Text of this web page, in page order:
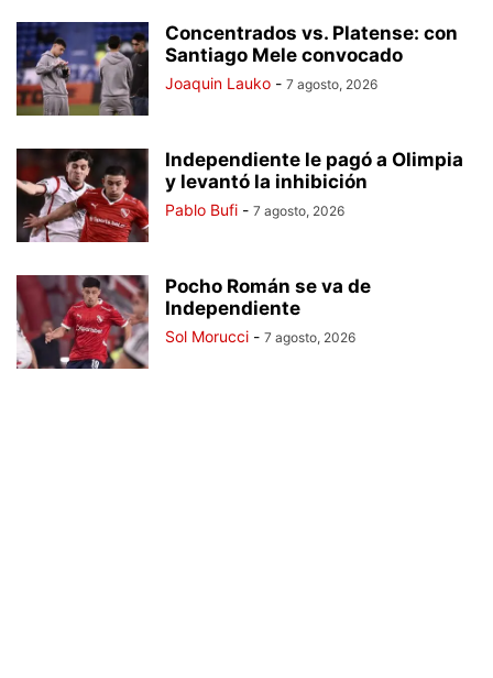
Concentrados vs. Platense: con
Santiago Mele convocado
Joaquin Lauko - 7 agosto, 2026
Independiente le pagó a Olimpia
y levantó la inhibición
Pablo Bufi - 7 agosto, 2026
Pocho Román se va de
Independiente
Sol Morucci - 7 agosto, 2026